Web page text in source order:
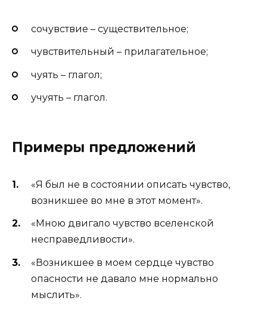
сочувствие – существительное;
чувствительный – прилагательное;
чуять – глагол;
учуять – глагол.
Примеры предложений
«Я был не в состоянии описать чувство,
возникшее во мне в этот момент».
«Мною двигало чувство вселенской
несправедливости».
«Возникшее в моем сердце чувство
опасности не давало мне нормально
мыслить».